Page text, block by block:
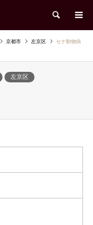
検索
京都市 左京区
セナ動物病
左京区